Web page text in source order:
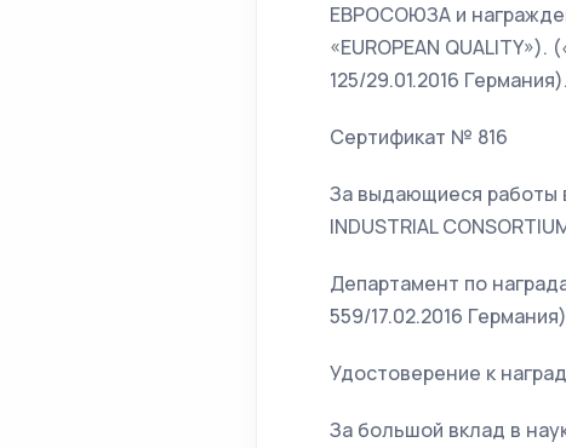
ЕВРОСОЮЗА и
«EUROPEAN
125/29.01.2016 Германия).
Сертификат № 816
За выдающиеся работы в
INDUSTRIAL
Департамент по
559/17.02.2016
Удостоверение к
За большой вклад в